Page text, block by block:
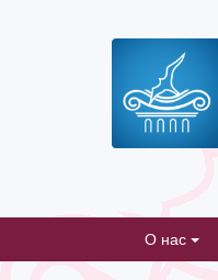
О нас